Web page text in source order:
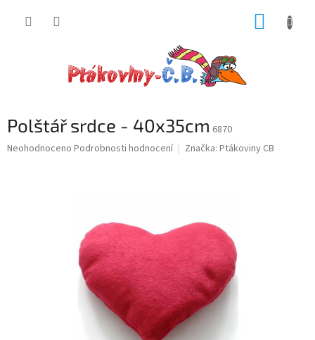
Polštář srdce - 40x35cm 6870
Průměrné
Neohodnoceno Podrobnosti hodnocení Značka: Ptákoviny CB